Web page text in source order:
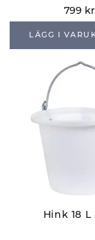
799 kr
LÄGG I
Hink 18 L